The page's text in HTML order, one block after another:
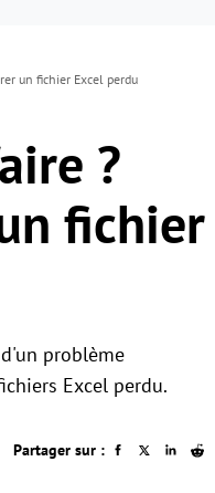
un fichier Excel perdu
?
fichier
problème
Excel perdu.
Partager sur :